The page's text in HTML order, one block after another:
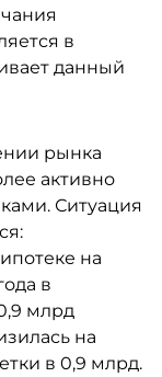
в
данный
рынка
активно
Ситуация
на
в
млрд
на
в 0,9 млрд.